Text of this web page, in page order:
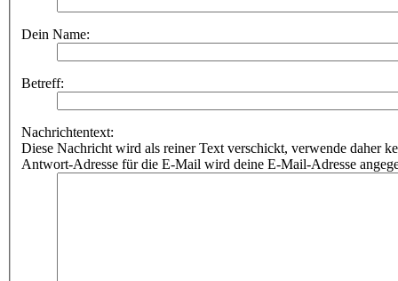
Dein Name:
Betreff:
Nachrichtentext:
Diese Nachricht wird als reiner Text verschickt, verwende daher
Antwort-Adresse für die E-Mail wird deine E-Mail-Adresse